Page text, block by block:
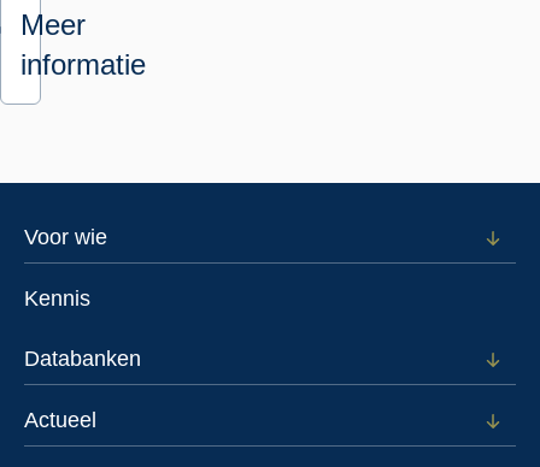
Meer
informatie
Footer
Voor wie
Open
Kennis
Databanken
Open
voor
Actueel
Open